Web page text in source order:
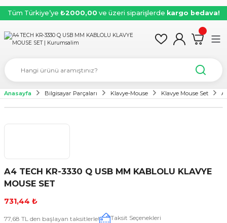
Tüm Türkiye’ye ₺2000,00 ve üzeri siparişlerde kargo bedava!
Anasayfa Bilgisayar Parçaları Klavye-Mouse Klavye Mouse Set
A4 TECH KR-3330 Q USB MM KABLOLU KLAVYE
MOUSE SET
731,44 ₺
77,68 TL den başlayan taksitlerle! Taksit Seçenekleri